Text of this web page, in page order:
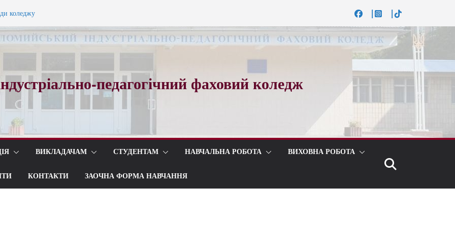
коледжу
вальсу…
педагогічний фаховий коледж
ВИКЛАДАЧАМ СТУДЕНТАМ НАВЧАЛЬНА РОБОТА ВИХОВНА РОБОТА
КОНТАКТИ ЗАОЧНА ФОРМА НАВЧАННЯ